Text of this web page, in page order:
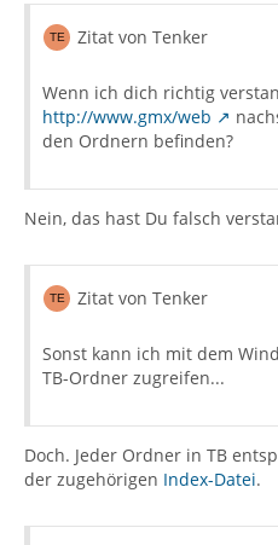
Zitat von Tenker
Wenn ich dich richtig
http://www.gmx/web
den Ordnern befinden?
Nein, das hast Du falsch
Zitat von Tenker
Sonst kann ich mit dem
TB-Ordner zugreifen...
Doch. Jeder Ordner in TB
der zugehörigen Index-Datei.